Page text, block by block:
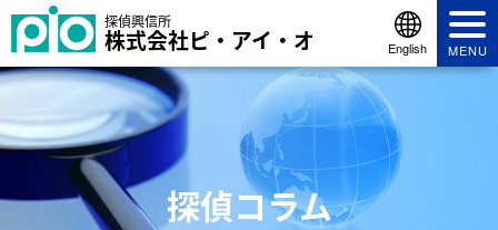
探偵興信所
株式会社ピ・アイ・オ English MENU
探偵コラム